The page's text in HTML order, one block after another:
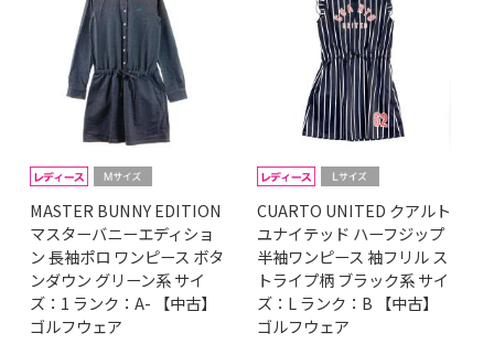
MASTER BUNNY EDITION
マスターバニーエディショ
ン 長袖ポロ ワンピース ボタ
ンダウン グリーン系 サイ
ズ：1 ランク：A- 【中古】
ゴルフウェア
CUARTO UNITED クアルト
ユナイテッド ハーフジップ
半袖ワンピース 袖フリル ス
トライプ柄 ブラック系 サイ
ズ：L ランク：B 【中古】
ゴルフウェア